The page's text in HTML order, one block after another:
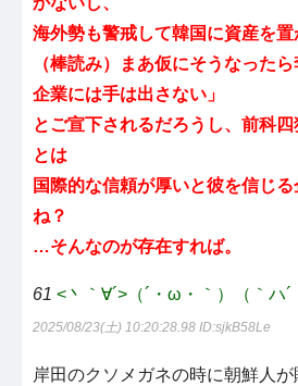
海外勢も警戒して韓国に資産を置
（棒読み）まあ仮にそうなった
企業には手は出さない」
とご宣下されるだろうし、前科
とは
国際的な信頼が厚いと彼を信じ
ね？
…そんなのが存在すれば。
61 <丶｀∀´>（´・ω・｀）（｀
2025/08/23(土) 10:20:28.98 ID:sjkB58Le
岸田のクソメガネの時に朝鮮人